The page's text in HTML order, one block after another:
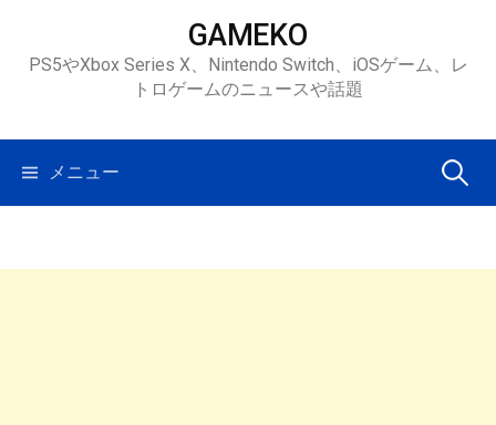
ツ
ス
GAMEKO
PS5やXbox Series X、Nintendo Switch、iOSゲーム、レ
トロゲームのニュースや話題
メニュー 検